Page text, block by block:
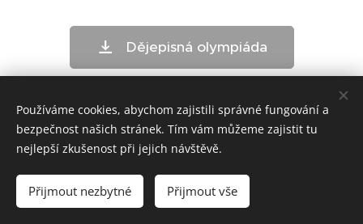
Dějepisná olympiáda
ZŠ Telč - bloxx.cz
Používáme cookies, abychom zajistili správné fungování a
bezpečnost našich stránek. Tím vám můžeme zajistit tu
nejlepší zkušenost při jejich návštěvě.
Přijmout nezbytné Přijmout vše